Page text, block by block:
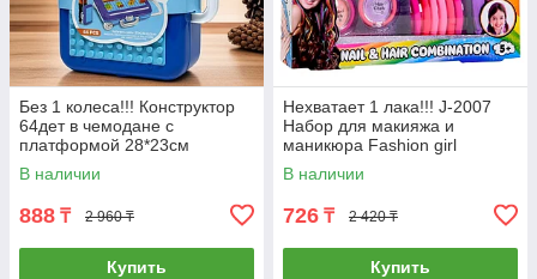
Без 1 колеса!!! Конструктор
64дет в чемодане с
платформой 28*23см
В наличии
888 ₸ 2 960 ₸
Купить
Нехватает 1 лака!!! J-2007
Набор для макияжа и
маникюра Fashion girl
30*26см
В наличии
726 ₸ 2 420 ₸
Купить